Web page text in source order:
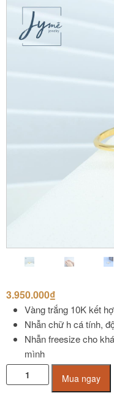
3.950.000₫
Vàng trắng 10K kết
Nhẫn chữ h cá tính,
Nhẫn freesize cho
mình
Nhẫn
chữ
Mua ngay